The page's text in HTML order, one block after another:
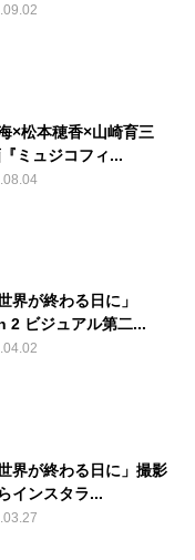
×松本穂香×山崎育三
ミュジコフィ...
界が終わる日に」
2 ビジュアル第二...
世界が終わる日に」撮影
インスタラ...